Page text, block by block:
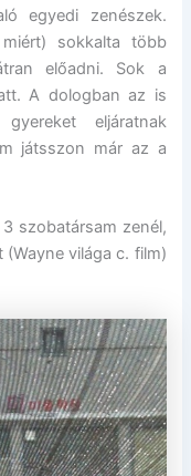
egyedi zenészek.
sokkalta több
előadni. Sok a
A dologban az is
eljáratnak
játsszon már az a
szobatársam zenél,
világa c. film)